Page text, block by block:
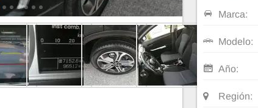
Marca:
Modelo:
Año:
Región: